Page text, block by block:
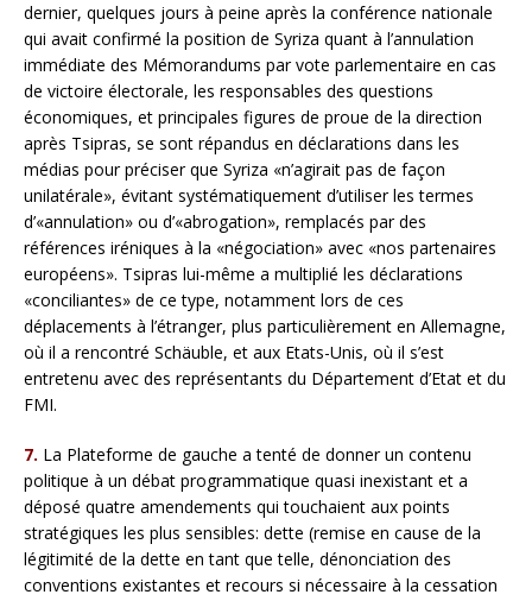
dernier, quelques jours à peine après la conférence nationale
qui avait confirmé la position de Syriza quant à l’annulation
immédiate des Mémorandums par vote parlementaire en cas
de victoire électorale, les responsables des questions
économiques, et principales figures de proue de la direction
après Tsipras, se sont répandus en déclarations dans les
médias pour préciser que Syriza «n’agirait pas de façon
unilatérale», évitant systématiquement d’utiliser les termes
d’«annulation» ou d’«abrogation», remplacés par des
références iréniques à la «négociation» avec «nos partenaires
européens». Tsipras lui-même a multiplié les déclarations
«conciliantes» de ce type, notamment lors de ces
déplacements à l’étranger, plus particulièrement en Allemagne,
où il a rencontré Schäuble, et aux Etats-Unis, où il s’est
entretenu avec des représentants du Département d’Etat et du
FMI.
7. La Plateforme de gauche a tenté de donner un contenu
politique à un débat programmatique quasi inexistant et a
déposé quatre amendements qui touchaient aux points
stratégiques les plus sensibles: dette (remise en cause de la
légitimité de la dette en tant que telle, dénonciation des
conventions existantes et recours si nécessaire à la cessation